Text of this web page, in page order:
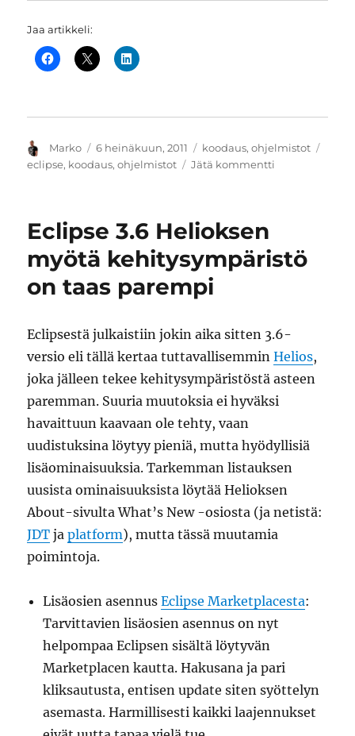
Jaa artikkeli:
Kirjoittaja
Marko Julkaistu
6 heinäkuun, 2011 Kategoriat
koodaus,ohjelmistot
eclipse, koodaus,ohjelmistot Jätä kommentti
parempaan
Eclipse 3.6 Helioksen
myötä kehitysympäristö
on taas parempi
Eclipsestä julkaistiin jokin aika sitten 3.6-
versio eli tällä kertaa tuttavallisemminHelios,
joka jälleen tekee kehitysympäristöstä asteen
paremman. Suuria muutoksia ei hyväksi
havaittuun kaavaan ole tehty, vaan
uudistuksina löytyy pieniä, mutta hyödyllisiä
lisäominaisuuksia. Tarkemman listauksen
uusista ominaisuuksista löytää Helioksen
About-sivulta What’s New -osiosta (ja netistä:
JDT japlatform), mutta tässä muutamia
poimintoja.
Lisäosien asennusEclipse Marketplacesta:
Tarvittavien lisäosien asennus on nyt
helpompaa Eclipsen sisältä löytyvän
Marketplacen kautta. Hakusana ja pari
kliksautusta, entisen update siten syöttelyn
asemasta. Harmillisesti kaikki laajennukset